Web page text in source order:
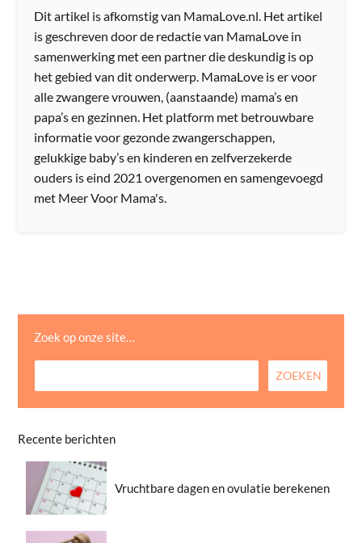
Dit artikel is afkomstig van MamaLove.nl. Het artikel
is geschreven door de redactie van MamaLove in
samenwerking met een partner die deskundig is op
het gebied van dit onderwerp. MamaLove is er voor
alle zwangere vrouwen, (aanstaande) mama’s en
papa’s en gezinnen. Het platform met betrouwbare
informatie voor gezonde zwangerschappen,
gelukkige baby’s en kinderen en zelfverzekerde
ouders is eind 2021 overgenomen en samengevoegd
met Meer Voor Mama's.
Zoek op onze site…
Recente berichten
Vruchtbare dagen en ovulatie berekenen